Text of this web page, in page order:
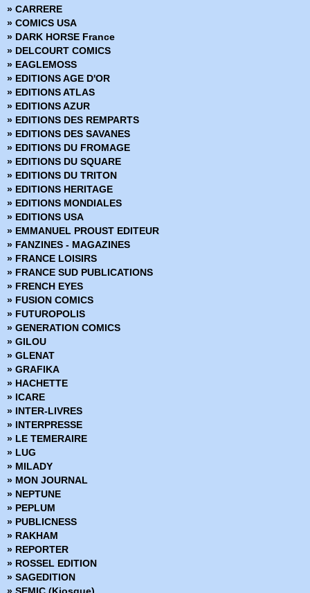
» Green Hornet
» Hors Collections
» Iron-man - Les Aventures
» La planéte des singes
» Le printemps des Comics
» Les chroniques de Conan
» Marvel - Les grandes sagas
» Marvel - Les incontournables
» Marvel - Les origines
» Marvel Absolute
» Marvel Anthologie
» Marvel Aventures
» Marvel Cinematic
» Marvel Classic - Les Intégrales
» Marvel Dark
» Marvel Decades
» Marvel Deluxe
» Marvel Epic Collection
» Marvel Events
» Marvel Gold
» Marvel Graphic Novels
» Marvel Icons
» Marvel Illustration Book
» Marvel Kids
» Marvel Legacy
» Marvel Max
» Marvel Mini Monster
» Marvel Monster Edition
» Marvel Multiverse
» Marvel Next Gen
» Marvel Now
» Marvel Omnibus
» Marvel Poche
» Marvel Premium
» Marvel Prestige
» Marvel Select
» Marvel Super Héroines
» Marvel Transatlantique
» Marvel Verse
» Marvel Vintage
» Marvel Visionnaries
» Millarworld
» CARRERE
» COMICS USA
» DARK HORSE France
» DELCOURT COMICS
» EAGLEMOSS
» EDITIONS AGE D'OR
» EDITIONS ATLAS
» EDITIONS AZUR
» EDITIONS DES REMPARTS
» EDITIONS DES SAVANES
» EDITIONS DU FROMAGE
» EDITIONS DU SQUARE
» EDITIONS DU TRITON
» EDITIONS HERITAGE
» EDITIONS MONDIALES
» EDITIONS USA
» EMMANUEL PROUST EDITEUR
» FANZINES - MAGAZINES
» FRANCE LOISIRS
» FRANCE SUD PUBLICATIONS
» FRENCH EYES
» FUSION COMICS
» FUTUROPOLIS
» GENERATION COMICS
» GILOU
» GLENAT
» GRAFIKA
» HACHETTE
» ICARE
» INTER-LIVRES
» INTERPRESSE
» LE TEMERAIRE
» LUG
» MILADY
» MON JOURNAL
» NEPTUNE
» PEPLUM
» PUBLICNESS
» RAKHAM
» REPORTER
» ROSSEL EDITION
» SAGEDITION